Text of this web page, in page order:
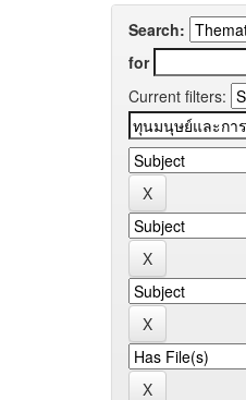
Search:
for
Current filters: